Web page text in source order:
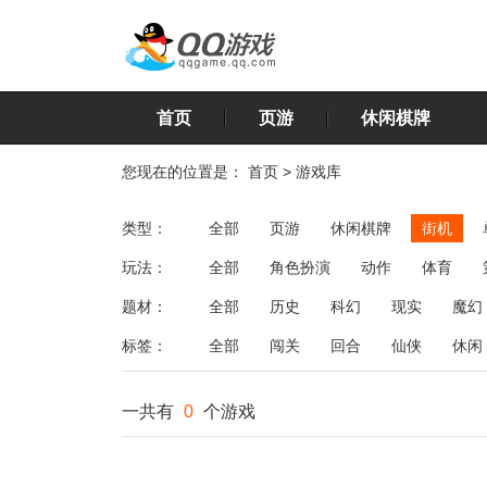
首页 页游 休闲棋牌
您现在的位置是： 首页 > 游戏库
类型： 全部 页游 休闲棋牌 街机
玩法： 全部 角色扮演 动作 体育
飞行
恋爱 第三人称射击 棋类
题材： 全部 历史 科幻 现实 魔幻
标签： 全部 闯关 回合 仙侠 休闲
一共有 0 个游戏